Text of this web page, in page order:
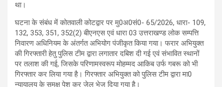
था।
घटना के संबंध में कोतवाली कोटद्वार पर मु0अ0सं0- 65/2026, धारा- 109,
132, 353, 351, 352(2) बीएनएस एवं धारा 03 उत्तराखण्ड लोक सम्पत्ति
निवारण अधिनियम के अंतर्गत अभियोग पंजीकृत किया गया। फरार अभियुक्त
की गिरफ्तारी हेतु पुलिस टीम द्वारा लगातार दबिश दी गई एवं संभावित स्थानों
पर तलाश की गई, जिसके परिणामस्वरूप मोहम्मद आकिब उर्फ गबरू को भी
गिरफ्तार कर लिया गया है। गिरफ्तार अभियुक्त को पुलिस टीम द्वारा मा0
न्यायालय के समक्ष पेश कर जेल भेज दिया गया है।